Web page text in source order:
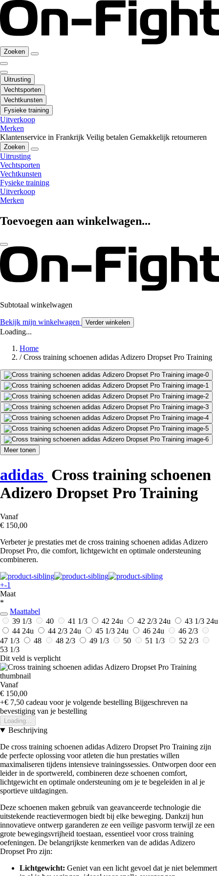
Zoeken
Uitrusting
Vechtsporten
Vechtkunsten
Fysieke training
Uitverkoop
Merken
Klantenservice in Frankrijk Veilig betalen Gemakkelijk retourneren
Zoeken
Uitrusting
Vechtsporten
Vechtkunsten
Fysieke training
Uitverkoop
Merken
Toevoegen aan winkelwagen...
Subtotaal winkelwagen
Bekijk mijn winkelwagen Verder winkelen
Loading...
Home
/ Cross training schoenen adidas Adizero Dropset Pro Training
Meer tonen
adidas Cross training schoenen
Adizero Dropset Pro Training
Vanaf
€ 150,00
Verbeter je prestaties met de cross training schoenen adidas Adizero
Dropset Pro, die comfort, lichtgewicht en optimale ondersteuning
combineren.
+-1
Maat
*
Maattabel
39 1/3
40 41 1/3 42 24u 42 2/3 24u 43 1/3 24u
44 24u 44 2/3 24u 45 1/3 24u 46 24u
46 2/3
47 1/3
48 48 2/3 49 1/3 50 51 1/3
52 2/3
53 1/3
Dit veld is verplicht
Vanaf
€ 150,00
+€ 7,50 cadeau voor je volgende bestelling Bijgeschreven na
bevestiging van je bestelling
Loading...
Beschrijving
De cross training schoenen adidas Adizero Dropset Pro Training zijn
de perfecte oplossing voor atleten die hun prestaties willen
maximaliseren tijdens intensieve trainingssessies. Ontworpen door een
leider in de sportwereld, combineren deze schoenen comfort,
lichtgewicht en optimale ondersteuning om je te begeleiden in al je
sportieve uitdagingen.
Deze schoenen maken gebruik van geavanceerde technologie die
uitstekende reactievermogen biedt bij elke beweging. Dankzij hun
innovatieve ontwerp garanderen ze een veilige pasvorm terwijl ze een
grote bewegingsvrijheid toestaan, essentieel voor cross training
oefeningen. De belangrijkste kenmerken van de adidas Adizero
Dropset Pro zijn:
Lichtgewicht: Geniet van een licht gevoel dat je niet belemmert